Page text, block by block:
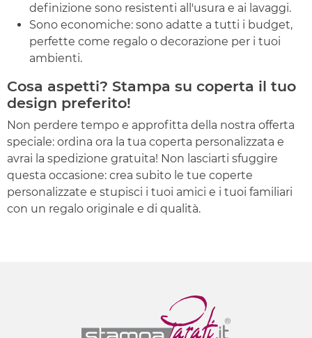
definizione sono resistenti all'usura e ai lavaggi.
Sono economiche: sono adatte a tutti i budget,
perfette come regalo o decorazione per i tuoi
ambienti.
Cosa aspetti? Stampa su coperta il tuo
design preferito!
Non perdere tempo e approfitta della nostra offerta
speciale: ordina ora la tua coperta personalizzata e
avrai la spedizione gratuita! Non lasciarti sfuggire
questa occasione: crea subito le tue coperte
personalizzate e stupisci i tuoi amici e i tuoi familiari
con un regalo originale e di qualità.